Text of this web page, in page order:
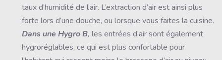
taux d’humidité de l’air. L’extraction d’air est ainsi plus
forte lors d’une douche, ou lorsque vous faites la cuisine.
Dans une Hygro B, les entrées d’air sont également
hygroréglables, ce qui est plus confortable pour